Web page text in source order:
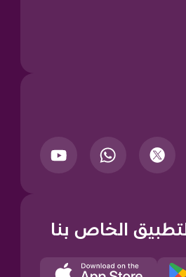
الخاص بنا